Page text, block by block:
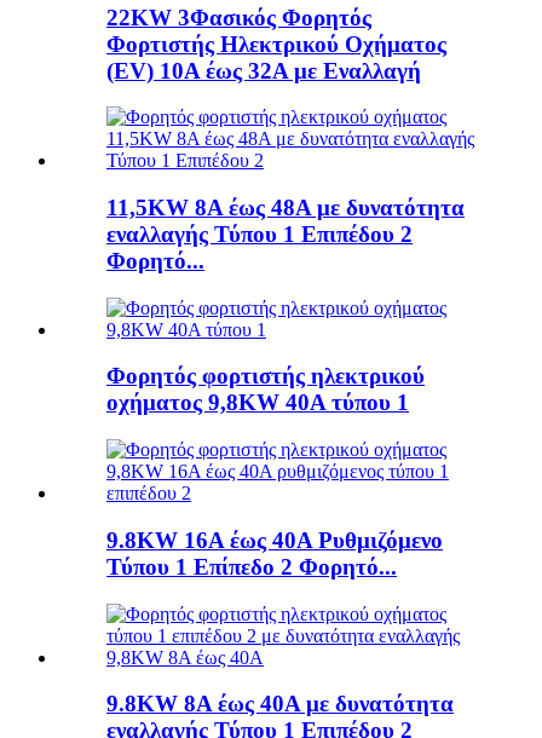
22KW 3Φασικός Φορητός
Φορτιστής Ηλεκτρικού Οχήματος
(EV) 10A έως 32A με Εναλλαγή
11,5KW 8A έως 48A με δυνατότητα
εναλλαγής Τύπου 1 Επιπέδου 2
Φορητό...
Φορητός φορτιστής ηλεκτρικού
οχήματος 9,8KW 40A τύπου 1
9.8KW 16A έως 40A Ρυθμιζόμενο
Τύπου 1 Επίπεδο 2 Φορητό...
9.8KW 8A έως 40A με δυνατότητα
εναλλαγής Τύπου 1 Επιπέδου 2